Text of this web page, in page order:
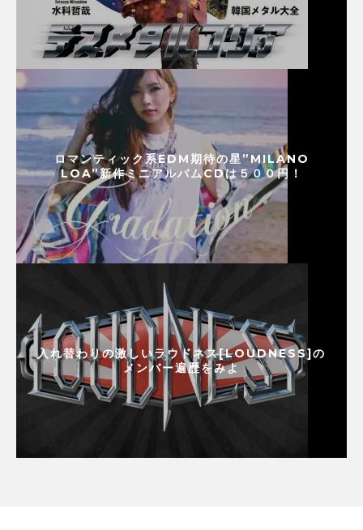
ロマンティック系EDM期待の星”MILANO
LOA”新作ミニアルバムCDは５００円！
入れ替わりの激しいラウドネス[LOUDNESS]の
メンバー遍歴をみよ